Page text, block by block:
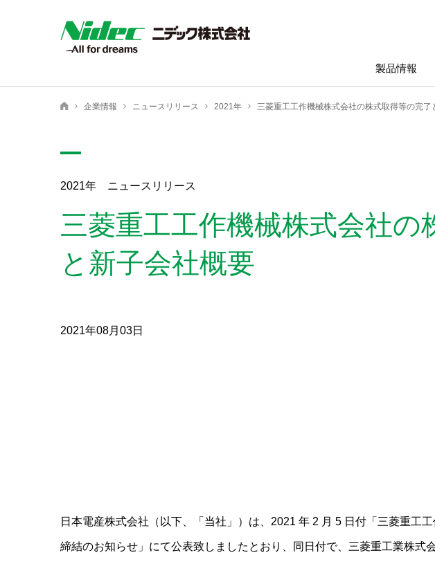
製品情報
ニデック株式会社
企業情報 ニュースリリース 2021年 三菱重工工作機械株式会社の株式取得等の完了
2021年 ニュースリリース
三菱重工工作機械株式会社の
と新子会社概要
2021年08月03日
日本電産株式会社（以下、「当社」）は、2021 年 2 月 5 日付「三菱重工
締結のお知らせ」にて公表致しましたとおり、同日付で、三菱重工業株式